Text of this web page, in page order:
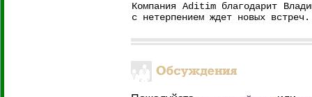
Компания Aditim благодарит
с нетерпением ждет новых встреч.